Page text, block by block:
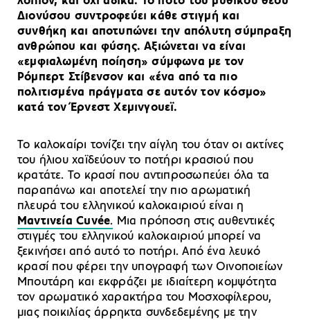
Διονύσου συντροφεύει κάθε στιγμή και
συνθήκη και αποτυπώνει την απόλυτη σύμπραξη
ανθρώπου και φύσης. Αξιώνεται να είναι
«εμφιαλωμένη ποίηση» σύμφωνα με τον
Ρόμπερτ Στίβενσον και «ένα από τα πιο
πολιτισμένα πράγματα σε αυτόν τον κόσμο»
κατά τον Έρνεστ Χεμινγουεϊ.
Το καλοκαίρι τονίζει την αίγλη του όταν οι ακτίνες
του ήλιου χαϊδεύουν το ποτήρι κρασιού που
κρατάτε. Το κρασί που αντιπροσωπεύει όλα τα
παραπάνω και αποτελεί την πιο αρωματική
πλευρά του ελληνικού καλοκαιριού είναι η
Μαντινεία Cuvée. Μια πρόποση στις αυθεντικές
στιγμές του ελληνικού καλοκαιριού μπορεί να
ξεκινήσει από αυτό το ποτήρι. Από ένα λευκό
κρασί που φέρει την υπογραφή των Οινοποιείων
Μπουτάρη και εκφράζει με ιδιαίτερη κομψότητα
τον αρωματικό χαρακτήρα του Μοσχοφίλερου,
μιας ποικιλίας άρρηκτα συνδεδεμένης με την